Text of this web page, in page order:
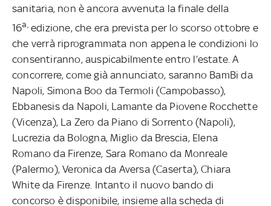
sanitaria, non è ancora avvenuta la finale della
16a,edizione, che era prevista per lo scorso ottobre e
che verrà riprogrammata non appena le condizioni lo
consentiranno, auspicabilmente entro l’estate. A
concorrere, come già annunciato, saranno BamBi da
Napoli, Simona Boo da Termoli (Campobasso),
Ebbanesis da Napoli, Lamante da Piovene Rocchette
(Vicenza), La Zero da Piano di Sorrento (Napoli),
Lucrezia da Bologna, Miglio da Brescia, Elena
Romano da Firenze, Sara Romano da Monreale
(Palermo), Veronica da Aversa (Caserta), Chiara
White da Firenze. Intanto il nuovo bando di
concorso è disponibile, insieme alla scheda di